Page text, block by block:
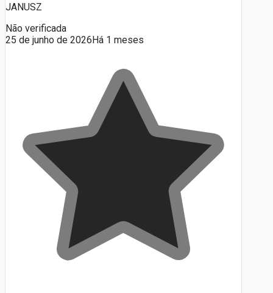
JANUSZ
Não verificada
25 de junho de 2026Há 1 meses